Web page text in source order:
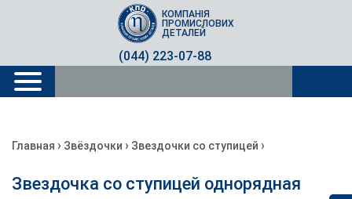
(044) 223-07-88
КОМПАНІЯ
ПРОМИСЛОВИХ
ДЕТАЛЕЙ
Главная › Звёздочки › Звездочки со ступицей ›
Звездочка со ступицей однорядная